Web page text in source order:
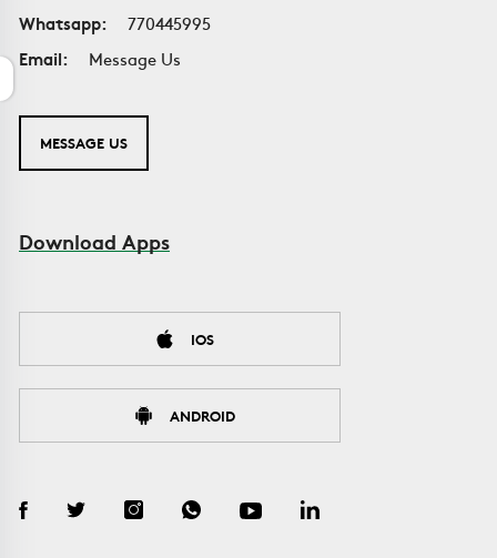
Whatsapp:
770445995
Email:
Message Us
MESSAGE US
Download Apps
IOS
ANDROID